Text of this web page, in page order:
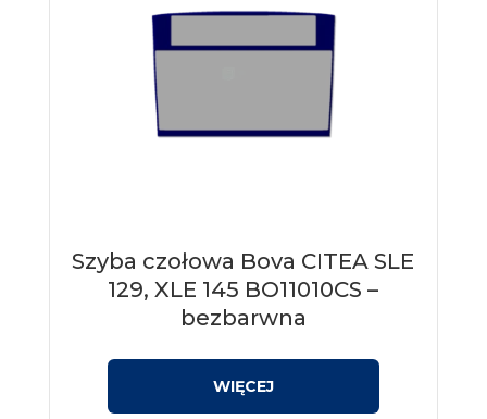
Szyba czołowa Bova CITEA SLE
129, XLE 145 BO11010CS –
bezbarwna